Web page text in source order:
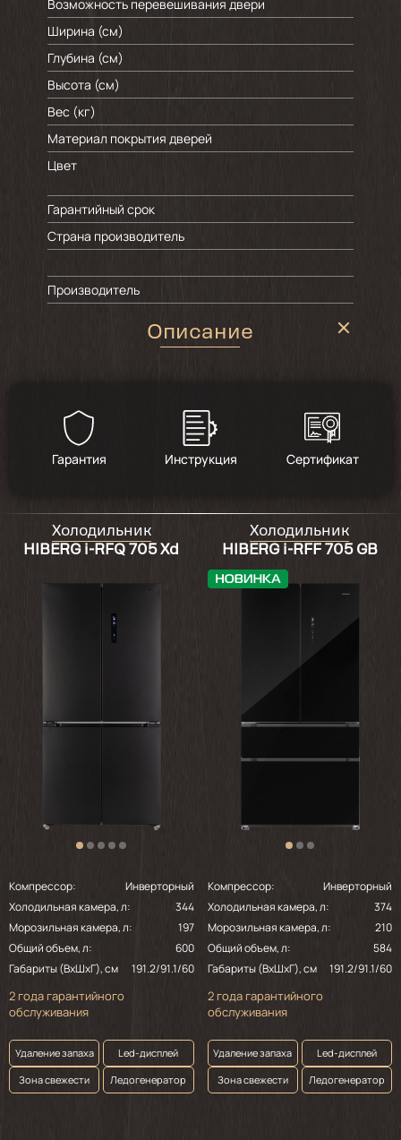
Возможность перевешивания двери
Ширина (см)
Глубина (см)
Высота (см)
Вес (кг)
Материал покрытия дверей
Цвет
Гарантийный срок
Страна производитель
Производитель
Описание
Гарантия Инструкция Сертификат
Холодильник
HIBERG i-RFQ 705 Xd
Компрессор:
Инверторный
Холодильная камера, л:
344
Морозильная камера, л:
197
Общий объем, л:
600
Габариты (ВхШхГ), см
191.2/91.1/60
2 года гарантийного
обслуживания
Удаление запаха
Led-дисплей
Зона свежести
Ледогенератор
Холодильник
HIBERG i-RFF 705 GB
Компрессор:
Инверторный
Холодильная камера, л:
374
Морозильная камера, л:
210
Общий объем, л:
584
Габариты (ВхШхГ), см
191.2/91.1/60
2 года гарантийного
обслуживания
Удаление запаха
Led-дисплей
Зона свежести
Ледогенератор